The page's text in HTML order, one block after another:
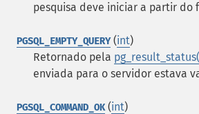
pesquisa deve iniciar a partir do
PGSQL_EMPTY_QUERY(int)
Retornado pela
enviada para o servidor estava
PGSQL_COMMAND_OK(int)